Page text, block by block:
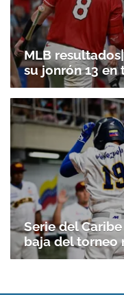
MLB
su jonrón 13 en
Serie del
baja del torneo